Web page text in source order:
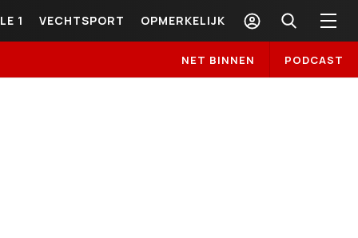
1 VECHTSPORT OPMERKELIJK
NET BINNEN PODCAST